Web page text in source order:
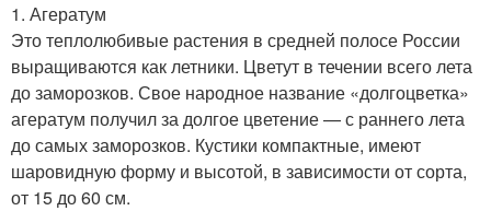
1. Агератум
Это теплолюбивые растения в средней полосе России
выращиваются как летники. Цветут в течении всего лета
до заморозков. Свое народное название «долгоцветка»
агератум получил за долгое цветение — с раннего лета
до самых заморозков. Кустики компактные, имеют
шаровидную форму и высотой, в зависимости от сорта,
от 15 до 60 см.